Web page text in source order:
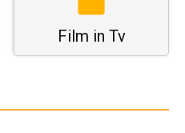
Film in Tv